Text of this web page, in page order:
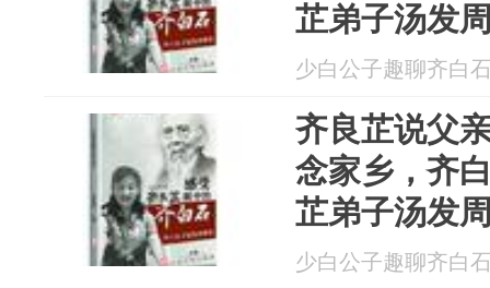
芷弟子汤发
少白公子趣聊齐白
齐良芷说父
念家乡，齐
芷弟子汤发
少白公子趣聊齐白